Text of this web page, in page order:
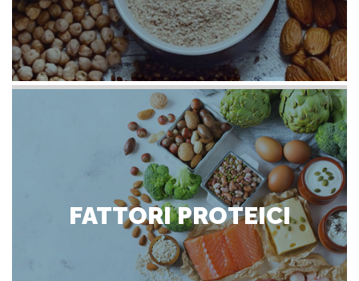
FATTORI PROTEICI